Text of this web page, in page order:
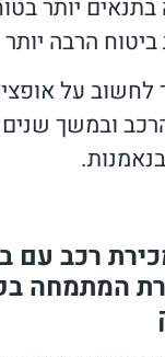
בתנאים יותר
ביטוח הרבה
לחשוב על
ובמשך שנים
רכב עם
המתמחה